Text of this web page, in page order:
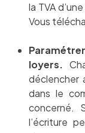
la TVA
Vous
loyers.
déclencher
dans le
concerné.
l’écriture